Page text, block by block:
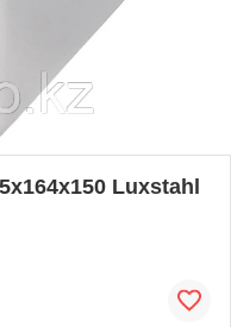
Luxstahl